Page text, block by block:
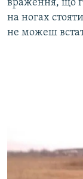
враження, що
на ногах
не можеш